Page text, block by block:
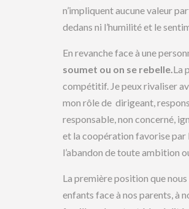
n’impliquent aucune valeur
dedans ni l’humilité et le
En revanche face à une
soumet ou on se rebelle.La
compétitif. Je peux rivaliser
mon rôle de dirigeant,
responsable, non concerné,
et la coopération favorise par
l’abandon de toute ambition
La première position que
enfants face à nos parents, à